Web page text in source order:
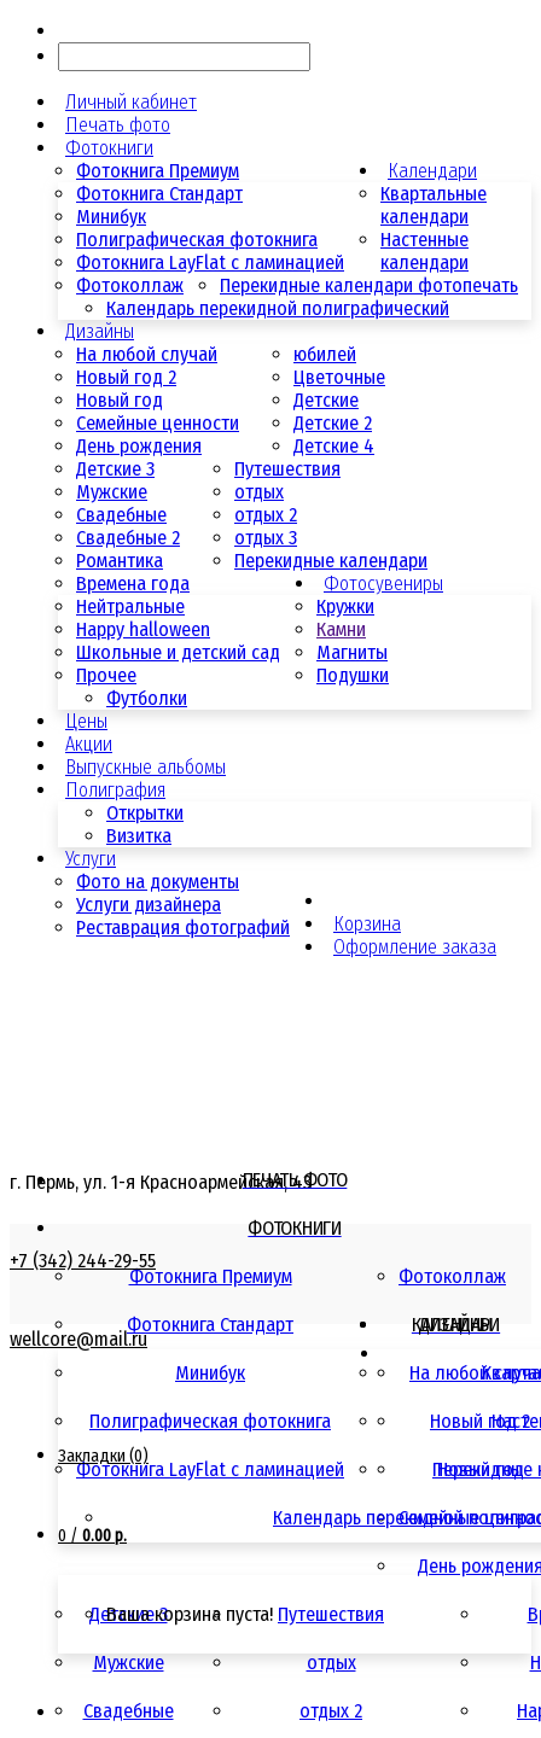
Личный кабинет
Печать фото
Фотокниги
Фотокнига Премиум
Фотокнига Стандарт
Минибук
Полиграфическая фотокнига
Фотокнига LayFlat с ламинацией
Фотоколлаж
Календари
Квартальные
календари
Настенные
календари
Перекидные календари фотопечать
Календарь перекидной полиграфический
Дизайны
На любой случай
Новый год 2
Новый год
Семейные ценности
День рождения
юбилей
Цветочные
Детские
Детские 2
Детские 4
Детские 3
Мужские
Свадебные
Свадебные 2
Романтика
Путешествия
отдых
отдых 2
отдых 3
Перекидные календари
Времена года
Нейтральные
Happy halloween
Школьные и детский сад
Прочее
Фотосувениры
Кружки
Камни
Магниты
Подушки
Футболки
Цены
Акции
Выпускные альбомы
Полиграфия
Открытки
Визитка
Услуги
Фото на документы
Услуги дизайнера
Реставрация фотографий
Корзина
Оформление заказа
г. Пермь, ул. 1-я Красноармейская, 43
+7 (342) 244-29-55
wellcore@mail.ru
Закладки (0)
0 / 0.00 р.
Ваша корзина пуста!
ПЕЧАТЬ ФОТО
ФОТОКНИГИ
Фотокнига Премиум
Фотокнига Стандарт
Минибук
Полиграфическая фотокнига
Фотокнига LayFlat с ламинацией
Фотоколлаж
КАЛЕНДАРИ
Перекидные
Календарь перекидной
ДИЗАЙНЫ
На любой
Новый год 2
Новый год
Семейные
День
Детские 3
Мужские
Свадебные
Путешествия
отдых
отдых 2